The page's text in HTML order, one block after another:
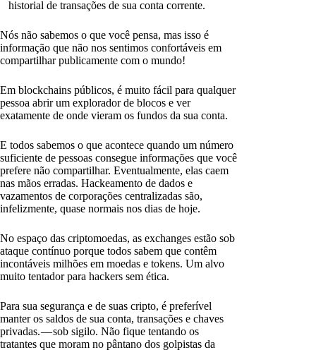
historial de transações de sua conta corrente.
Nós não sabemos o que você pensa, mas isso é
informação que não nos sentimos confortáveis em
compartilhar publicamente com o mundo!
Em blockchains públicos, é muito fácil para qualquer
pessoa abrir um explorador de blocos e ver
exatamente de onde vieram os fundos da sua conta.
E todos sabemos o que acontece quando um número
suficiente de pessoas consegue informações que você
prefere não compartilhar. Eventualmente, elas caem
nas mãos erradas. Hackeamento de dados e
vazamentos de corporações centralizadas são,
infelizmente, quase normais nos dias de hoje.
No espaço das criptomoedas, as exchanges estão sob
ataque contínuo porque todos sabem que contêm
incontáveis milhões em moedas e tokens. Um alvo
muito tentador para hackers sem ética.
Para sua segurança e de suas cripto, é preferível
manter os saldos de sua conta, transações e chaves
privadas. — sob sigilo. Não fique tentando os
tratantes que moram no pântano dos golpistas da